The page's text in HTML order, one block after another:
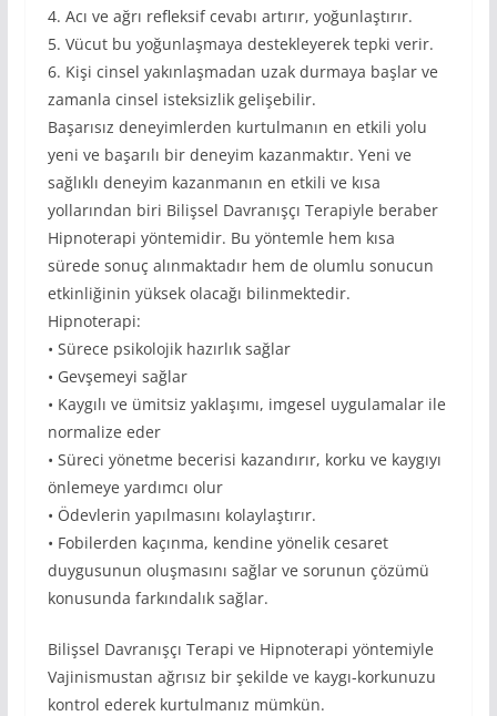
4. Acı ve ağrı refleksif cevabı artırır, yoğunlaştırır.
5. Vücut bu yoğunlaşmaya destekleyerek tepki verir.
6. Kişi cinsel yakınlaşmadan uzak durmaya başlar ve
zamanla cinsel isteksizlik gelişebilir.
Başarısız deneyimlerden kurtulmanın en etkili yolu
yeni ve başarılı bir deneyim kazanmaktır. Yeni ve
sağlıklı deneyim kazanmanın en etkili ve kısa
yollarından biri Bilişsel Davranışçı Terapiyle beraber
Hipnoterapi yöntemidir. Bu yöntemle hem kısa
sürede sonuç alınmaktadır hem de olumlu sonucun
etkinliğinin yüksek olacağı bilinmektedir.
Hipnoterapi:
• Sürece psikolojik hazırlık sağlar
• Gevşemeyi sağlar
• Kaygılı ve ümitsiz yaklaşımı, imgesel uygulamalar ile
normalize eder
• Süreci yönetme becerisi kazandırır, korku ve kaygıyı
önlemeye yardımcı olur
• Ödevlerin yapılmasını kolaylaştırır.
• Fobilerden kaçınma, kendine yönelik cesaret
duygusunun oluşmasını sağlar ve sorunun çözümü
konusunda farkındalık sağlar.
Bilişsel Davranışçı Terapi ve Hipnoterapi yöntemiyle
Vajinismustan ağrısız bir şekilde ve kaygı-korkunuzu
kontrol ederek kurtulmanız mümkün.